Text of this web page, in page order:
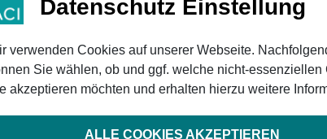
und hohe
der Laserstrahl automatisch auf dem zu
Bauteile aus unterschiedlichen
Datenschutz Einstellung
verwenden Cookies auf unserer Webseite.
Sie wählen, ob und ggf. welche nicht-essenziellen
akzeptieren möchten und erhalten hierzu weitere
ALLE COOKIES AKZEPTIEREN